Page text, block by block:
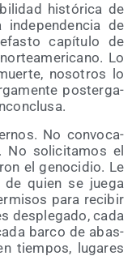
his­tó­ri­ca de
de
capí­tu­lo de
Lo
noso­tros lo
pos­ter­ga­
No con­vo­ca­
No soli­ci­ta­mos el
el geno­ci­dio. Le
quien se jue­ga
para reci­bir
des­ple­ga­do, cada
bar­co de abas­
tiem­pos, luga­res